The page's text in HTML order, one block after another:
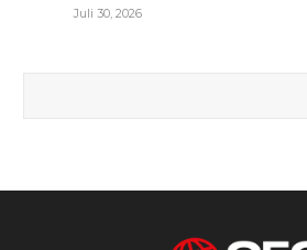
Juli 30, 2026